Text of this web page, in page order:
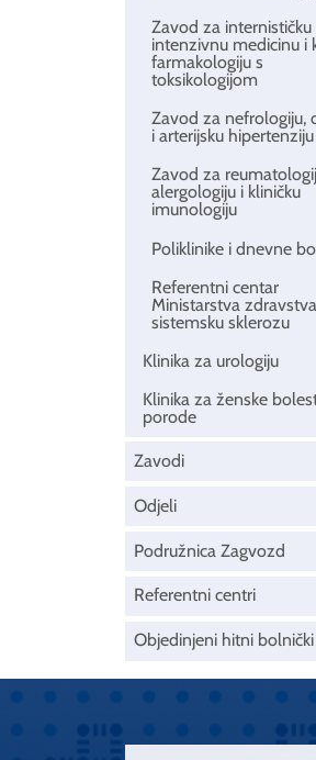
Zavod za internističku
intenzivnu medicinu i
farmakologiju s
toksikologijom
Zavod za nefrologiju,
i arterijsku hipertenziju
Zavod za
alergologiju i kliničku
imunologiju
Poliklinike i dnevne
Referentni centar
Ministarstva
sistemsku sklerozu
Klinika za urologiju
Klinika za ženske
porode
Zavodi
Odjeli
Podružnica Zagvozd
Referentni centri
Objedinjeni hitni